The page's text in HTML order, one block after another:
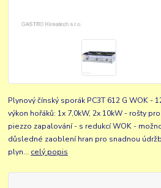
Plynový čínský sporák PC3T 612 G WOK -
výkon hořáků: 1x 7,0kW, 2x 10kW - rošty
piezzo zapalování - s redukcí WOK -
důsledné zaoblení hran pro snadnou
plyn... celý popis